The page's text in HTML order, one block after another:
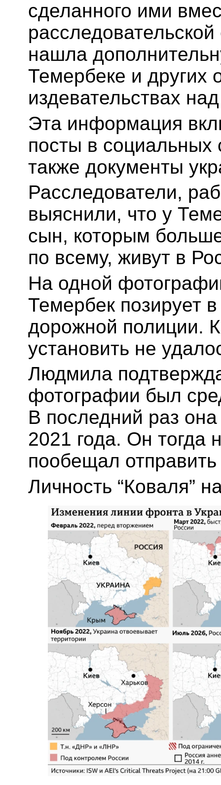
сделанного ими
нашла
Темербеке и других
издевательствах
Эта информация
посты в социальных
также документы
Расследователи,
выяснили, что у
сын, которым
по всему, живут в
На одной
Темербек позирует
дорожной полиции.
установить не
Людмила
фотографии был
В последний раз
2021 года. Он тогда
пообещал
Личность “Коваля”